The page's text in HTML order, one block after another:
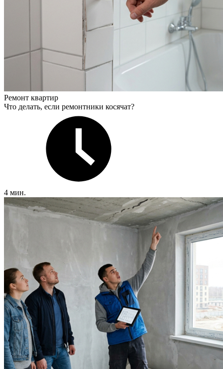
Ремонт квартир
Что делать, если ремонтники косячат?
4 мин.